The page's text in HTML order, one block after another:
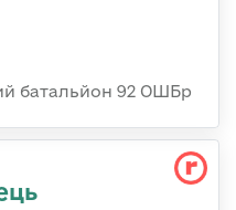
батальйон 92 ОШБр